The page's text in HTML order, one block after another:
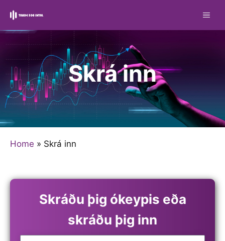
content
Skrá inn
Home » Skrá inn
Skráðu þig ókeypis eða
skráðu þig inn